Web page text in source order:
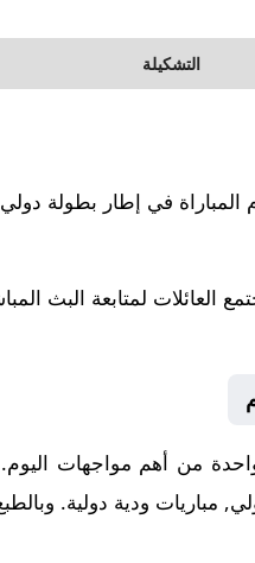
التشكيلة
اليونان. تقام المباراة في
لمتابعة البث
من أهم مواجهات
مباريات ودية دولية.